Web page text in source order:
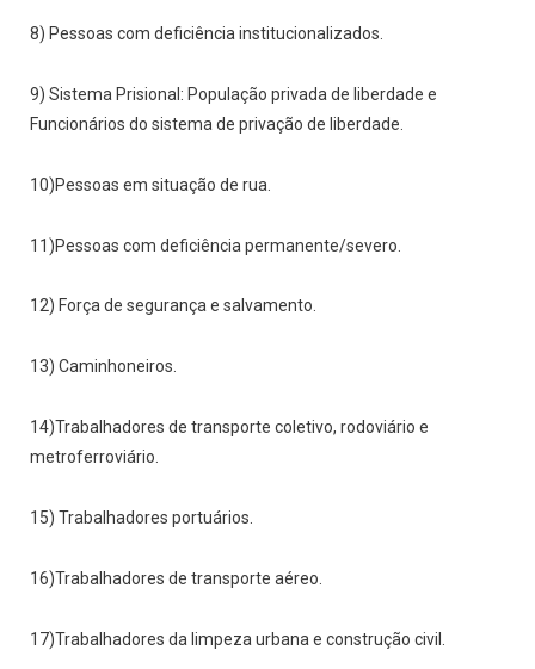
8) Pessoas com deficiência institucionalizados.
9) Sistema Prisional: População privada de liberdade e
Funcionários do sistema de privação de liberdade.
10)Pessoas em situação de rua.
11)Pessoas com deficiência permanente/severo.
12) Força de segurança e salvamento.
13) Caminhoneiros.
14)Trabalhadores de transporte coletivo, rodoviário e
metroferroviário.
15) Trabalhadores portuários.
16)Trabalhadores de transporte aéreo.
17)Trabalhadores da limpeza urbana e construção civil.